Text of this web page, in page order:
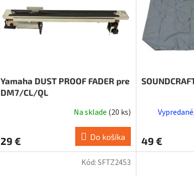
Yamaha DUST PROOF FADER pre
DM7/CL/QL
Na sklade (20 ks)
29 € Do košíka 49 €
Kód:SFTZ2453